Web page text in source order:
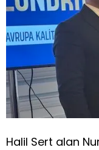
Halil Sert alan